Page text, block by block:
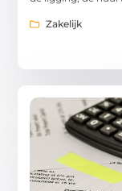
Zakelijk